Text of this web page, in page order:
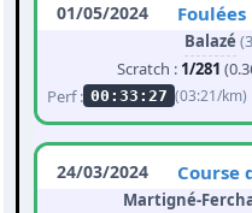
01/05/2024
Balazé
Scratch : 1/281
Perf : 00:33:27 (03:21/km)
24/03/2024 Course
Martigné-